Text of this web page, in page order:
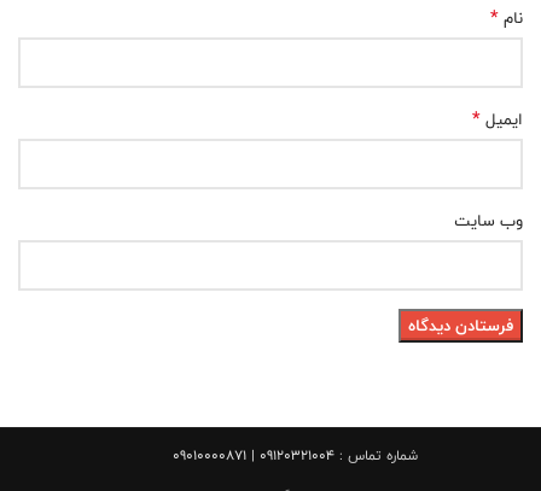
نام*
ایمیل*
وب‌ سایت
شماره تماس : 09120321004 | 09010000871